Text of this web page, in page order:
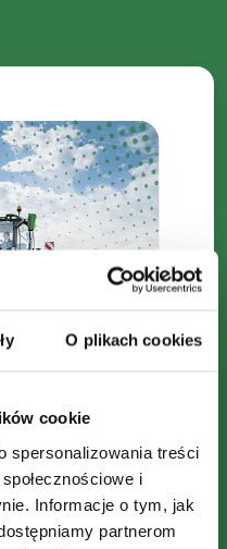
O plikach cookies
cookie
spersonalizowania treści
i
Informacje o tym, jak
partnerom
promocje.
nowościami.